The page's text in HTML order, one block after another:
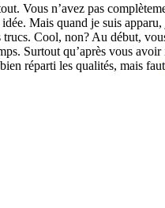
Vous n’avez pas
Mais quand je suis
Cool, non? Au début,
Surtout qu’après vous
réparti les qualités, mais faut